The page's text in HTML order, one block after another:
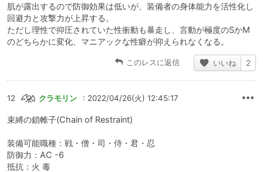
肌が露出するので防御効果は低いが、装備者の身体能力を活性化し
回避力と攻撃力が上昇する。
ただし理性で抑圧されていた性衝動も暴走し、言動が極度のSかM
のどちらかに変化、マニアックな性癖が抑えられなくなる。
このレスに返信 いいね 2
12 クラモリン : 2022/04/26(火) 12:45:17
束縛の鎖帷子(Chain of Restraint)
装備可能職種：戦・僧・司・侍・君・忍
防御力：AC -6
抵抗：火 毒